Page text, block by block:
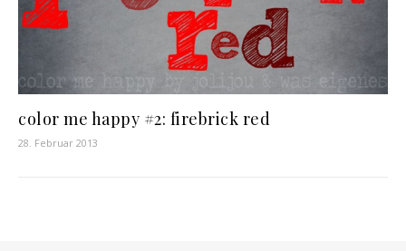
color me happy #2: firebrick red
28. Februar 2013